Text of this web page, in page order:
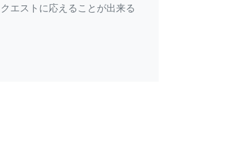
エストに応えることが出来る